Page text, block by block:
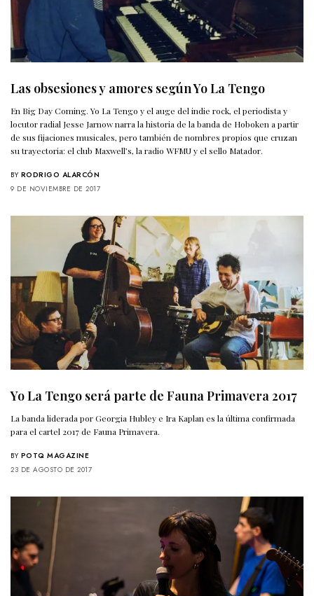
Las obsesiones y amores según Yo La Tengo
En Big Day Coming. Yo La Tengo y el auge del indie rock, el periodista y
locutor radial Jesse Jarnow narra la historia de la banda de Hoboken a partir
de sus fijaciones musicales, pero también de nombres propios que cruzan
su trayectoria: el club Maxwell’s, la radio WFMU y el sello Matador.
BY RODRIGO ALARCÓN
9 DE NOVIEMBRE DE 2017
Yo La Tengo será parte de Fauna Primavera 2017
La banda liderada por Georgia Hubley e Ira Kaplan es la última confirmada
para el cartel 2017 de Fauna Primavera.
BY POTQ MAGAZINE
23 DE AGOSTO DE 2017